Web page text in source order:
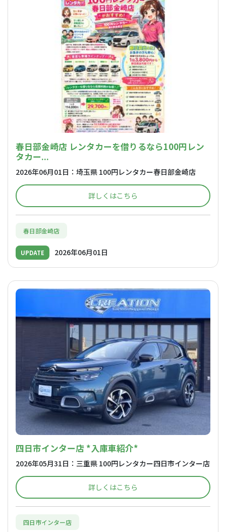
春日部金崎店 レンタカーを借りるなら100円レン
タカー...
2026年06月01日：埼玉県 100円レンタカー春日部金崎店
詳しくはこちら
春日部金崎店
UPDATE 2026年06月01日
四日市インター店 *入庫車紹介*
2026年05月31日：三重県 100円レンタカー四日市インター店
詳しくはこちら
四日市インター店